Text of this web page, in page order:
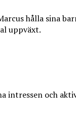
hålla sina
uppväxt.
intressen och